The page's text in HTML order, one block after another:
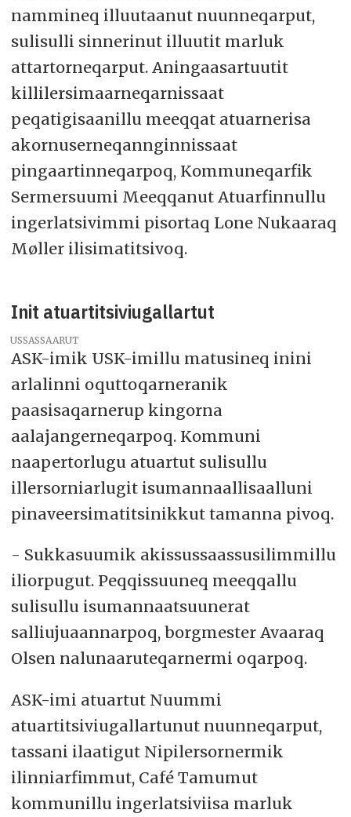
nammineq illuutaanut nuunneqarput,
sulisulli sinnerinut illuutit marluk
attartorneqarput. Aningaasartuutit
killilersimaarneqarnissaat
peqatigisaanillu meeqqat atuarnerisa
akornuserneqannginnissaat
pingaartinneqarpoq, Kommuneqarfik
Sermersuumi Meeqqanut Atuarfinnullu
ingerlatsivimmi pisortaq Lone Nukaaraq
Møller ilisimatitsivoq.
Init atuartitsiviugallartut
USSASSAARUT
ASK-imik USK-imillu matusineq inini
arlalinni oquttoqarneranik
paasisaqarnerup kingorna
aalajangerneqarpoq. Kommuni
naapertorlugu atuartut sulisullu
illersorniarlugit isumannaallisaalluni
pinaveersimatitsinikkut tamanna pivoq.
- Sukkasuumik akissussaassusilimmillu
iliorpugut. Peqqissuuneq meeqqallu
sulisullu isumannaatsuunerat
salliujuaannarpoq, borgmester Avaaraq
Olsen nalunaaruteqarnermi oqarpoq.
ASK-imi atuartut Nuummi
atuartitsiviugallartunut nuunneqarput,
tassani ilaatigut Nipilersornermik
ilinniarfimmut, Café Tamumut
kommunillu ingerlatsiviisa marluk